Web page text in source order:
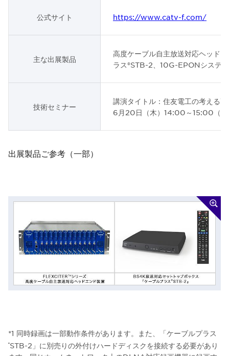
公式サイト https://www.catv-f.com/
主な出展製品
高度ケーブル自主放送対応ヘッド
ラス®STB-2、10G-EPONシステム
技術セミナー
講演タイトル：住友電工の考える
6月20日（木）14:00～15:00（セ
出展製品ご参考（一部）
*1 同時録画は一部動作条件があります。また、「ケーブルプラス
®STB-2」に別売りの外付けハードディスクを接続する必要があり